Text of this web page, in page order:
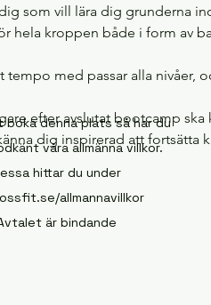
som vill lära dig grunderna
hela kroppen både i form av
tempo med passar alla
efter avslutat bootcamp
dig inspirerad att fortsätta
boka denna plats så har du
våra allmänna villkor.
hittar du under
allmannavillkor
är bindande